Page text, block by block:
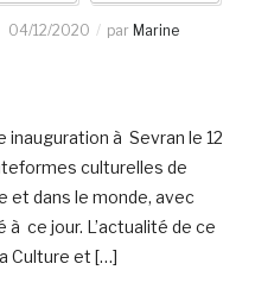
04/12/2020 par Marine
inauguration à Sevran le 12
culturelles de
et dans le monde, avec
ce jour. L’actualité de ce
Culture et […]